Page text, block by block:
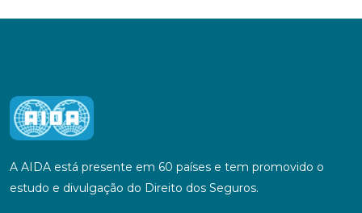
A AIDA está presente em 60 países e tem promovido o
estudo e divulgação do Direito dos Seguros.